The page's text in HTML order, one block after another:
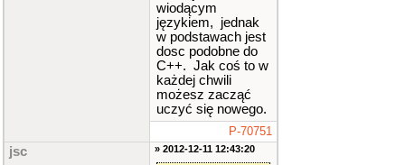
wiodącym
językiem, jednak
w podstawach jest
dosc podobne do
C++. Jak coś to w
każdej chwili
możesz zacząć
uczyć się nowego.
P-70751
jsc » 2012-12-11 12:43:20